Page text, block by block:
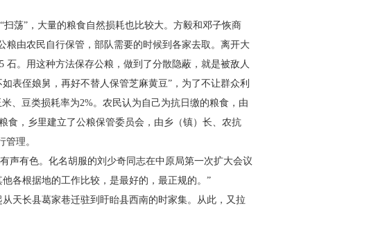
扫荡”，大量的粮食自然损耗也比较大。方毅和邓子恢商
粮由农民自行保管，部队需要的时候到各家去取。离开大
石。用这种方法保存公粮，做到了分散隐蔽，就是被敌人
如表侄娘舅，再好不替人保管芝麻黄豆”，为了不让群众利
米、豆类损耗率为2%。农民认为自己为抗日缴的粮食，由
食，乡里建立了公粮保管委员会， 由乡（镇）长、农抗
管理。
声有色。化名胡服的刘少奇同志在中原局第一次扩大会议
各根据地的工作比较，是最好的，最正规的。”
从天长县葛家巷迁驻到盱眙县西南的时家集。从此，又拉